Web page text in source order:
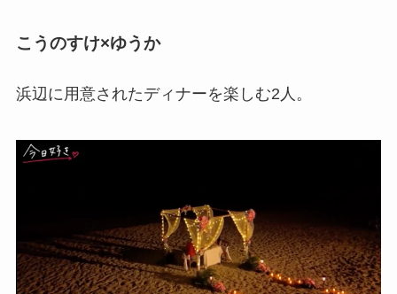
こうのすけ×ゆうか
浜辺に用意されたディナーを楽しむ2人。